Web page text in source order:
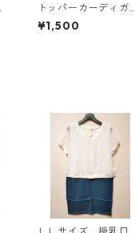
トッパーカーディガ
ン ４Ｌ グレー K
AE-4814
¥1,500